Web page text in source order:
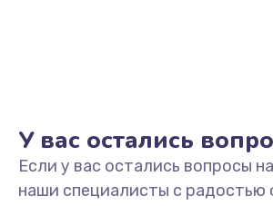
У вас остались
Если у вас остались вопросы
наши специалисты с радостью